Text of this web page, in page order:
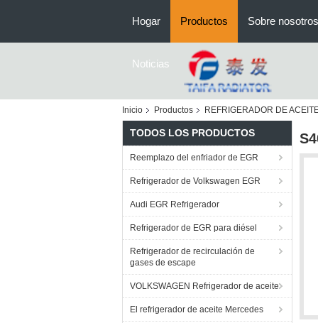
Hogar Productos Sobre nosotros
Noticias
Inicio Productos REFRIGERADOR DE
TODOS LOS PRODUCTOS
Reemplazo del enfriador de EGR
Refrigerador de Volkswagen EGR
Audi EGR Refrigerador
Refrigerador de EGR para diésel
Refrigerador de recirculación de
gases de escape
VOLKSWAGEN Refrigerador de aceite
El refrigerador de aceite Mercedes